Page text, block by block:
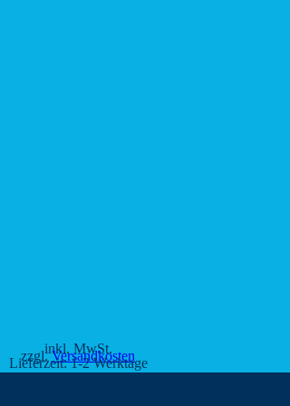
inkl. MwSt.
zzgl.Versandkosten
Lieferzeit:1-2 Werktage